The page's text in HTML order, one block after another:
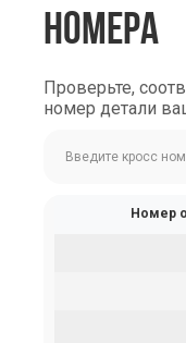
НОМЕРА
Проверьте,
номер детали
Номер